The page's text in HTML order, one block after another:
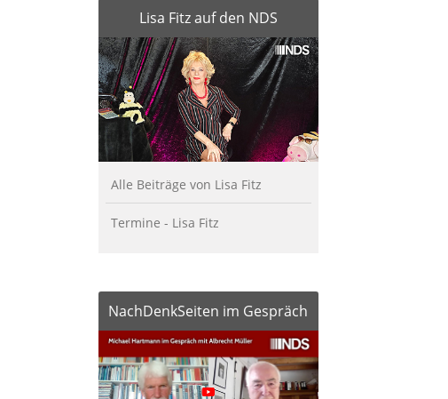
Lisa Fitz auf den NDS
Alle Beiträge von Lisa Fitz
Termine - Lisa Fitz
NachDenkSeiten im Gespräch